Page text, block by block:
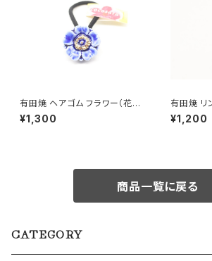
有田焼 ヘアゴム フラワー（花芯
金彩） ブルー
¥1,300
有田焼 リ
¥1,200
商品一覧に戻る
CATEGORY